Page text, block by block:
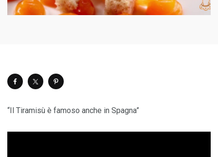
“Il Tiramisù è famoso anche in Spagna”